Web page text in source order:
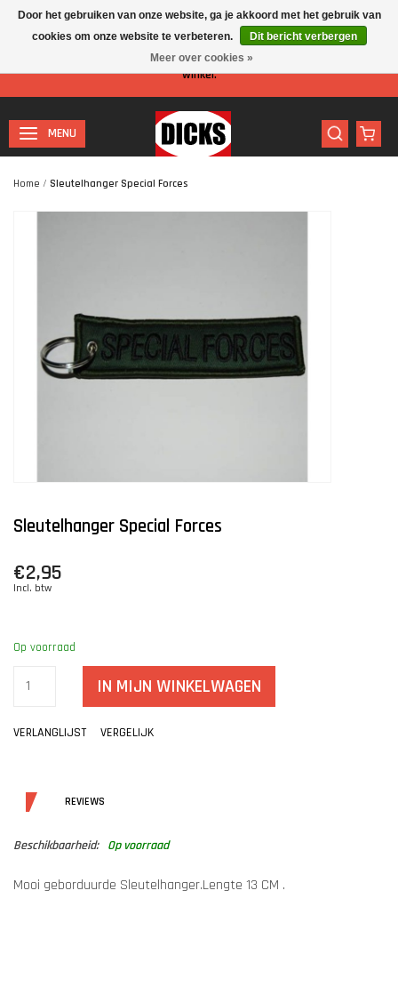
Let op: I.v.m. de zomervakantie is er minder personeel aanwezig in de
winkel.
MENU
Home / Sleutelhanger Special Forces
Sleutelhanger Special Forces
€2,95
Incl. btw
Op voorraad
IN MIJN WINKELWAGEN
VERLANGLIJST VERGELIJK
DETAILSREVIEWS
Beschikbaarheid: Op voorraad
Mooi geborduurde Sleutelhanger.Lengte 13 CM .
Door het gebruiken van onze website, ga je akkoord met het gebruik van
cookies om onze website te verbeteren.
Dit bericht verbergen
Meer over cookies »